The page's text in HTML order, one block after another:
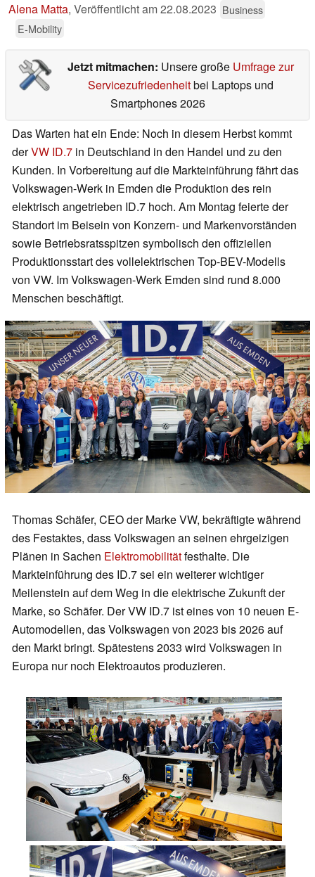
Alena Matta, Veröffentlicht am22.08.2023 Business
E-Mobility
Jetzt mitmachen: Unsere große Umfrage zur
Servicezufriedenheitbei Laptops und
Smartphones 2026
Das Warten hat ein Ende: Noch in diesem Herbst kommt
derVW ID.7 in Deutschland in den Handel und zu den
Kunden. In Vorbereitung auf die Markteinführung fährt das
Volkswagen-Werk in Emden die Produktion des rein
elektrisch angetrieben ID.7 hoch. Am Montag feierte der
Standort im Beisein von Konzern- und Markenvorständen
sowie Betriebsratsspitzen symbolisch den offiziellen
Produktionsstart des vollelektrischen Top-BEV-Modells
von VW. Im Volkswagen-Werk Emden sind rund 8.000
Menschen beschäftigt.
Thomas Schäfer, CEO der Marke VW, bekräftigte während
des Festaktes, dass Volkswagen an seinen ehrgeizigen
Plänen in Sachen Elektromobilitätfesthalte. Die
Markteinführung des ID.7 sei ein weiterer wichtiger
Meilenstein auf dem Weg in die elektrische Zukunft der
Marke, so Schäfer. Der VW ID.7 ist eines von 10 neuen E-
Automodellen, das Volkswagen von 2023 bis 2026 auf
den Markt bringt. Spätestens 2033 wird Volkswagen in
Europa nur noch Elektroautos produzieren.